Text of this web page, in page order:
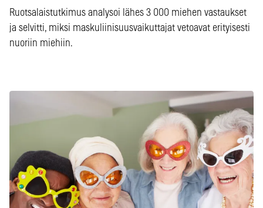
Ruotsalaistutkimus analysoi lähes 3 000 miehen vastaukset
ja selvitti, miksi maskuliinisuusvaikuttajat vetoavat erityisesti
nuoriin miehiin.